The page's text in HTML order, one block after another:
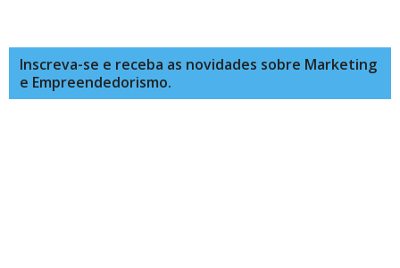
Inscreva-se e receba as novidades sobre Marketing
e Empreendedorismo.